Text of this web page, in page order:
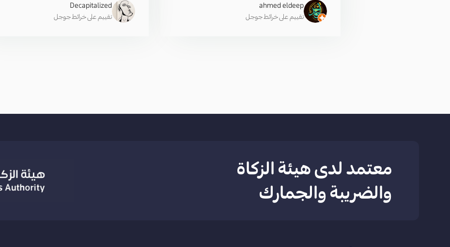
ahmed eldeep
تقييم على خرائط جوجل
Decapitalized
تقييم على خرائط جوجل
معتمد لدى هيئة الزكاة
والضريبة والجمارك